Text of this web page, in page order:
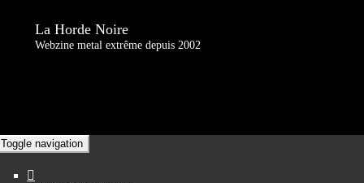
La Horde Noire
Webzine metal extrême depuis 2002
Toggle navigation